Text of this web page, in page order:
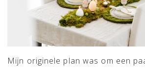
Mijn originele plan was om een